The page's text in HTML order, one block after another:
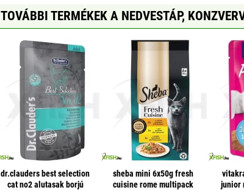
TOVÁBBI TERMÉKEK A NEDVESTÁP,
dr.clauders best selection
cat no2 alutasak borjú
sheba mini 6x50g fresh
cuisine rome multipack
junior